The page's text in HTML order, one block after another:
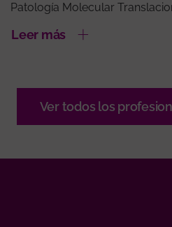
Patología Molecular
Leer más
Ver todos los